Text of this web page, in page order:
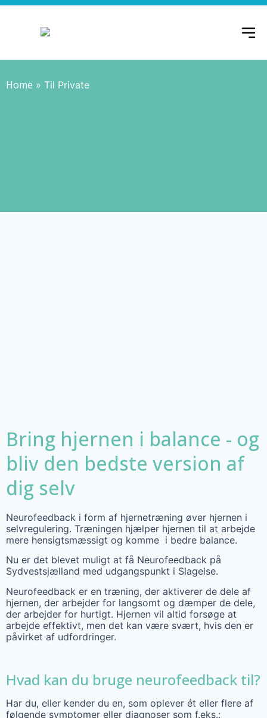
Home » Til Private
Bring hjernen i balance - og
bliv den bedste version af
dig selv
Neurofeedback i form af hjernetræning øver hjernen i
selvregulering. Træningen hjælper hjernen til at arbejde
mere hensigtsmæssigt og komme i bedre balance.
Nu er det blevet muligt at få Neurofeedback på
Sydvestsjælland med udgangspunkt i Slagelse.
Neurofeedback er en træning, der aktiverer de dele af
hjernen, der arbejder for langsomt og dæmper de dele,
der arbejder for hurtigt. Hjernen vil altid forsøge at
arbejde effektivt, men det kan være svært, hvis den er
påvirket af udfordringer.
Hvad kan du bruge neurofeedback til?
Har du, eller kender du en, som oplever ét eller flere af
følgende symptomer eller diagnoser som f.eks.: